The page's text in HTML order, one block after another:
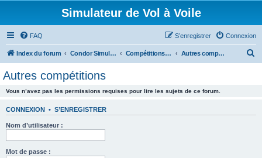
Simulateur de Vol à Voile
FAQ Connexion
S’enregistrer
Index du forum Condor Simulateur de Vol à Voile Compétitions Condor Autres compétitions
Autres compétitions
Vous n’avez pas les permissions requises pour lire les sujets de ce forum.
CONNEXION • S’ENREGISTRER
Nom d’utilisateur :
Mot de passe :